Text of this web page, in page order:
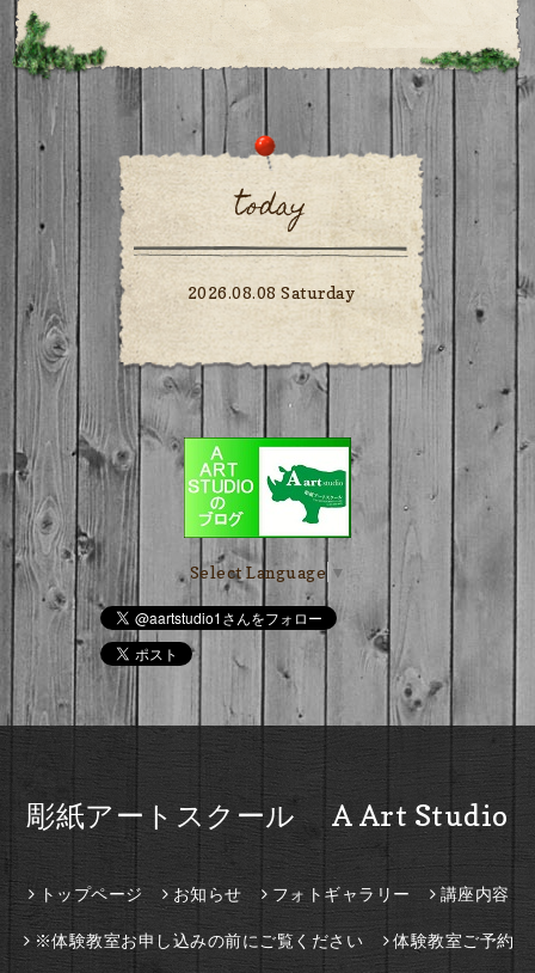
today
2026.08.08 Saturday
Select Language ▼
彫紙アートスクール A Art Studio
トップページ お知らせ フォトギャラリー 講座内容
※体験教室お申し込みの前にご覧ください 体験教室ご予約